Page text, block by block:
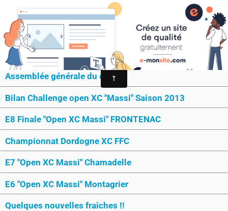
MONTAGRIER VTT-TRAIL
association montagrier sports loisirs
VTT
Assemblée générale du club
Bilan Challenge open XC "Massi" Saison 2013
E8 Finale "Open XC Massi" FRONTENAC
Championnat Dordogne XC FFC
E7 "Open XC Massi" Chamadelle
E6 "Open XC Massi" Montagrier
Quelques nouvelles fraîches !!